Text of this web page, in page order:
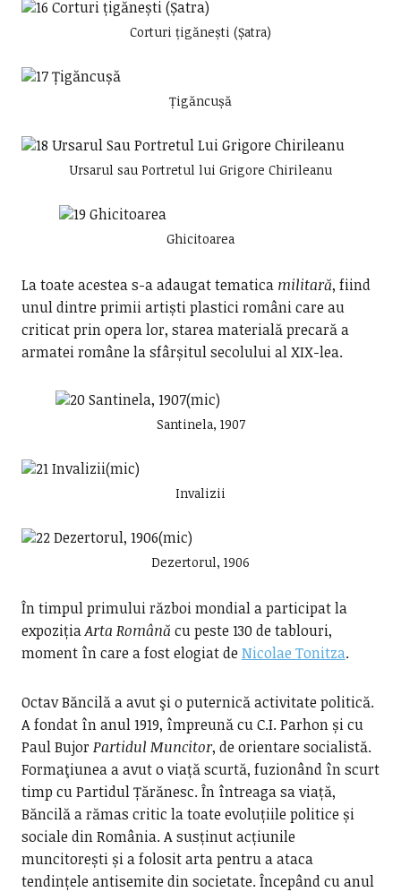
Corturi țigănești (Șatra)
Țigăncușă
Ursarul sau Portretul lui Grigore Chirileanu
Ghicitoarea
La toate acestea s-a adaugat tematica militară, fiind
unul dintre primii artiști plastici români care au
criticat prin opera lor, starea materială precară a
armatei române la sfârșitul secolului al XIX-lea.
Santinela, 1907
Invalizii
Dezertorul, 1906
În timpul primului război mondial a participat la
expozițiaArta Română cu peste 130 de tablouri,
moment în care a fost elogiat deNicolae Tonitza.
Octav Băncilă a avut şi o puternică activitate politică.
A fondat în anul 1919, împreună cu C.I. Parhon și cu
Paul BujorPartidul Muncitor, de orientare socialistă.
Formaţiunea a avut o viață scurtă, fuzionând în scurt
timp cu Partidul Țărănesc. În întreaga sa viață,
Băncilă a rămas critic la toate evoluțiile politice și
sociale din România. A susținut acțiunile
muncitorești și a folosit arta pentru a ataca
tendințele antisemite din societate. Începând cu anul